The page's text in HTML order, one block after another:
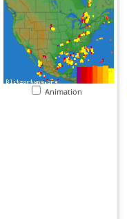
Animation